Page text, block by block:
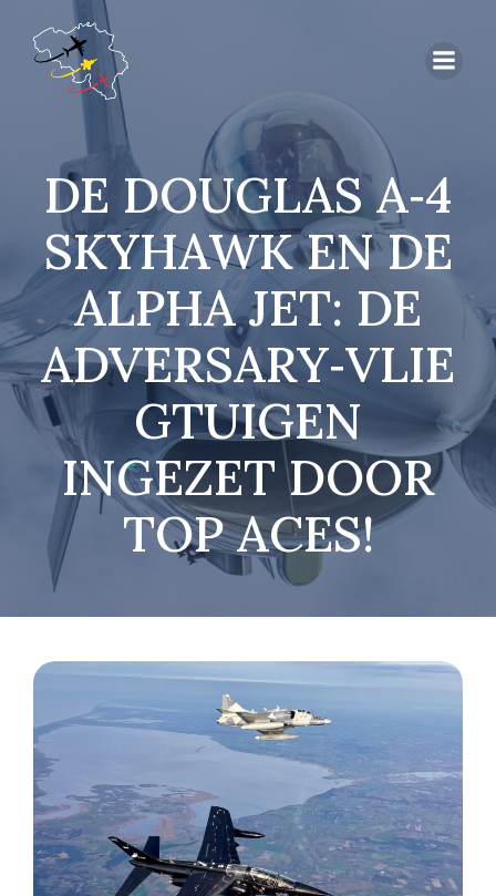
DE DOUGLAS A‑4
SKYHAWK EN DE
ALPHA JET: DE
ADVERSARY‑VLIE
GTUIGEN
INGEZET DOOR
TOP ACES!